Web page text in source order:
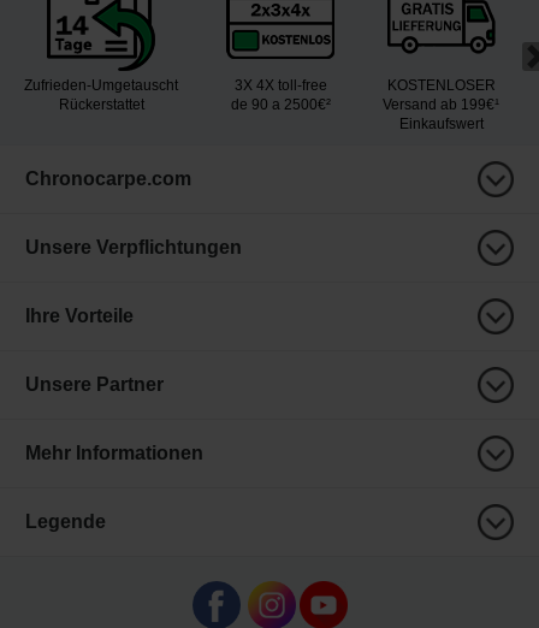
Zufrieden-Umgetauscht
Rückerstattet
3X 4X toll-free
de 90 a 2500€²
KOSTENLOSER
Versand ab 199€¹
Einkaufswert
Chronocarpe.com
Unsere Verpflichtungen
Ihre Vorteile
Unsere Partner
Mehr Informationen
Legende